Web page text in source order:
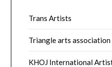
Trans Artists
Triangle arts association
KHOJ International